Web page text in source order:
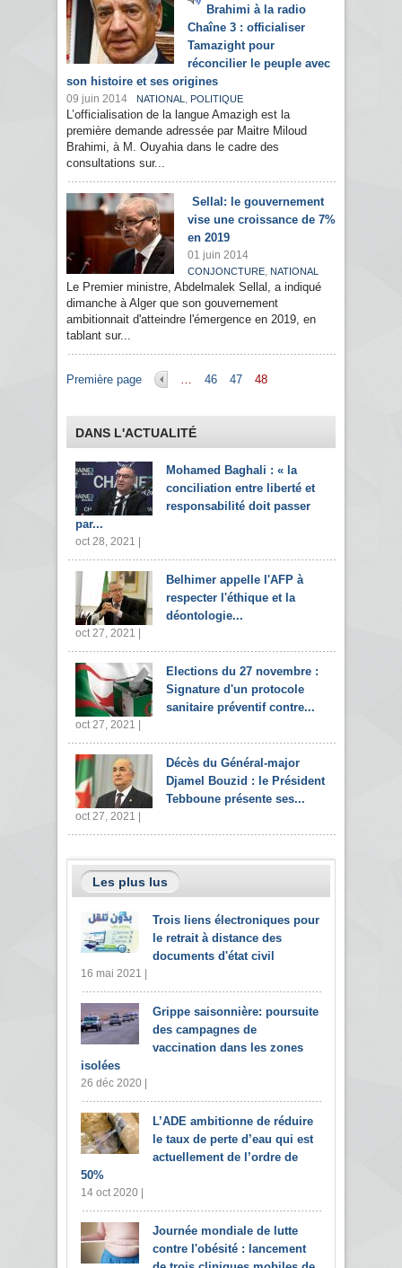
Brahimi à la radio
Chaîne 3 : officialiser
Tamazight pour
réconcilier le peuple avec
son histoire et ses origines
09 juin 2014 NATIONAL , POLITIQUE
L’officialisation de la langue Amazigh est la
première demande adressée par Maitre Miloud
Brahimi, à M. Ouyahia dans le cadre des
consultations sur...
Sellal: le gouvernement
vise une croissance de 7%
en 2019
01 juin 2014
CONJONCTURE, NATIONAL
Le Premier ministre, Abdelmalek Sellal, a indiqué
dimanche à Alger que son gouvernement
ambitionnait d'atteindre l'émergence en 2019, en
tablant sur...
Pages
Première page … 46 47 48
DANS L'ACTUALITÉ
Mohamed Baghali : « la
conciliation entre liberté et
responsabilité doit passer
par...
oct 28, 2021 |
Belhimer appelle l'AFP à
respecter l'éthique et la
déontologie...
oct 27, 2021 |
Elections du 27 novembre :
Signature d'un protocole
sanitaire préventif contre...
oct 27, 2021 |
Décès du Général-major
Djamel Bouzid : le Président
Tebboune présente ses...
oct 27, 2021 |
Les plus lus
Trois liens électroniques pour
le retrait à distance des
documents d'état civil
16 mai 2021 |
Grippe saisonnière: poursuite
des campagnes de
vaccination dans les zones
isolées
26 déc 2020 |
L’ADE ambitionne de réduire
le taux de perte d’eau qui est
actuellement de l’ordre de
50%
14 oct 2020 |
Journée mondiale de lutte
contre l'obésité : lancement